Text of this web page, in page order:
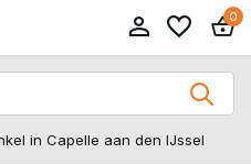
0
in Capelle aan den IJssel